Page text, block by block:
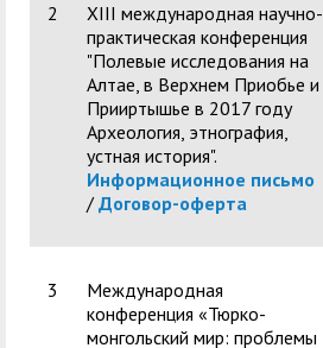
профсоюзная
организация высшей
школы
как иностранного
Образовательный
модуль «Обучение
служением»
2
XIII международная научно-
практическая конференция
"Полевые исследования на
Алтае, в Верхнем Приобье и
Прииртышье в 2017 году
Археология, этнография,
устная история".
Информационное письмо
/ Договор-оферта
3
Международная
конференция «Тюрко-
монгольский мир: проблемы